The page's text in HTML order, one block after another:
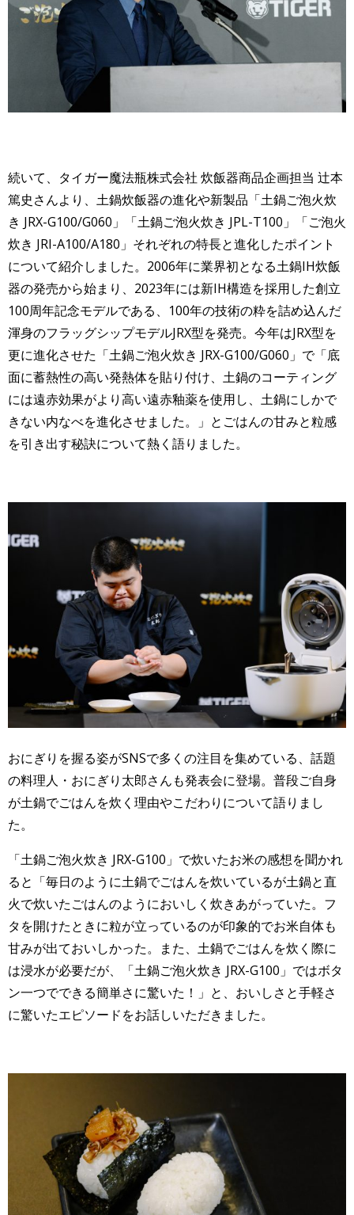
続いて、タイガー魔法瓶株式会社 炊飯器商品企画担当 辻本
篤史さんより、土鍋炊飯器の進化や新製品「土鍋ご泡火炊
き JRX-G100/G060」「土鍋ご泡火炊き JPL-T100」「ご泡火
炊き JRI-A100/A180」それぞれの特長と進化したポイント
について紹介しました。2006年に業界初となる土鍋IH炊飯
器の発売から始まり、2023年には新IH構造を採用した創立
100周年記念モデルである、100年の技術の粋を詰め込んだ
渾身のフラッグシップモデルJRX型を発売。今年はJRX型を
更に進化させた「土鍋ご泡火炊き JRX-G100/G060」で「底
面に蓄熱性の高い発熱体を貼り付け、土鍋のコーティング
には遠赤効果がより高い遠赤釉薬を使用し、土鍋にしかで
きない内なべを進化させました。」とごはんの甘みと粒感
を引き出す秘訣について熱く語りました。
おにぎりを握る姿がSNSで多くの注目を集めている、話題
の料理人・おにぎり太郎さんも発表会に登場。普段ご自身
が土鍋でごはんを炊く理由やこだわりについて語りまし
た。
「土鍋ご泡火炊き JRX-G100」で炊いたお米の感想を聞かれ
ると「毎日のように土鍋でごはんを炊いているが土鍋と直
火で炊いたごはんのようにおいしく炊きあがっていた。フ
タを開けたときに粒が立っているのが印象的でお米自体も
甘みが出ておいしかった。また、土鍋でごはんを炊く際に
は浸水が必要だが、「土鍋ご泡火炊き JRX-G100」ではボタ
ン一つでできる簡単さに驚いた！」と、おいしさと手軽さ
に驚いたエピソードをお話しいただきました。